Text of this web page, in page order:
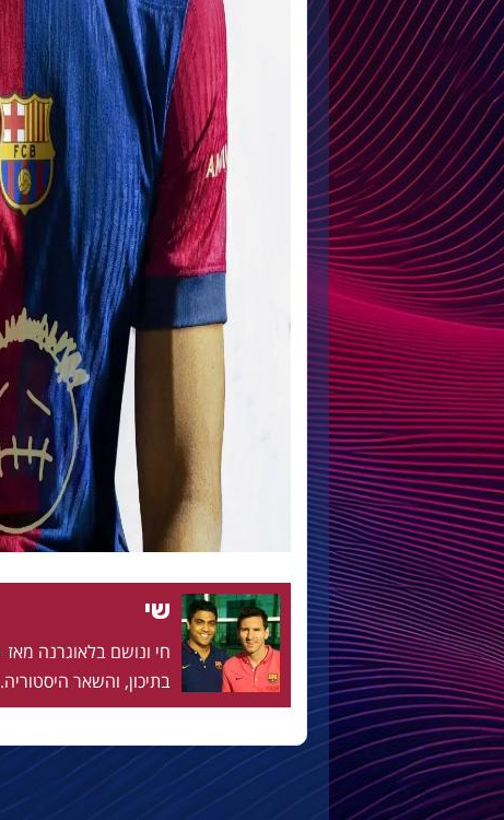
שי
בתיכון, והשאר היסטוריה.